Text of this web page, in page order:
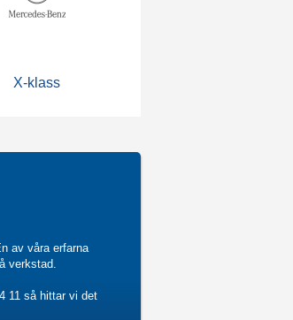
X-klass
av våra erfarna
verkstad.
11 så hittar vi det